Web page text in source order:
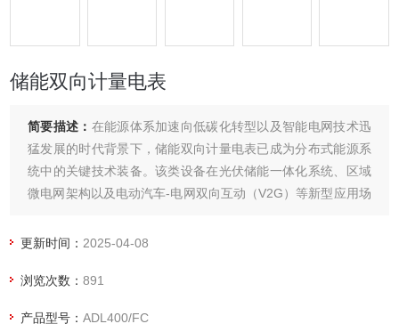
储能双向计量电表
简要描述： 在能源体系加速向低碳化转型以及智能电网技术迅
猛发展的时代背景下，储能双向计量电表已成为分布式能源系
统中的关键技术装备。该类设备在光伏储能一体化系统、区域
微电网架构以及电动汽车-电网双向互动（V2G）等新型应用场
流动（充电/放电）的精准计量，更延伸至储能策略优化、用电
更新时间： 2025-04-08
浏览次数：891
产品型号：ADL400/FC